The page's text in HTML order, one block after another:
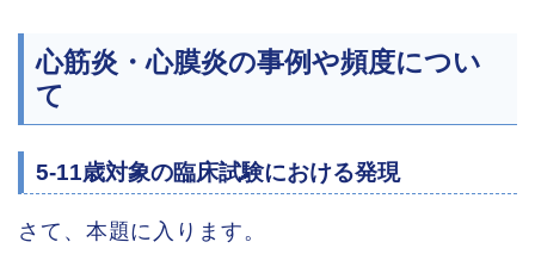
心筋炎・心膜炎の事例や頻度につい
て
5-11歳対象の臨床試験における発現
さて、本題に入ります。